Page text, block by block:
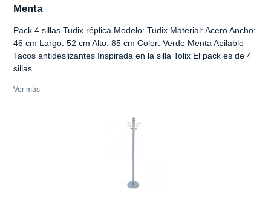
Menta
Pack 4 sillas Tudix réplica Modelo: Tudix Material: Acero Ancho:
46 cm Largo: 52 cm Alto: 85 cm Color: Verde Menta Apilable
Tacos antideslizantes Inspirada en la silla Tolix El pack es de 4
sillas...
Ver más